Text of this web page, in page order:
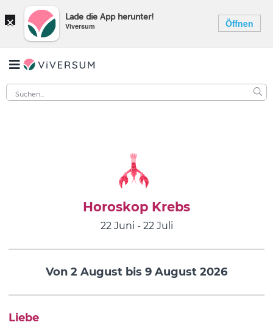
× Lade die App herunter!
Viversum Öffnen
Horoskop Krebs
22 Juni - 22 Juli
Von 2 August bis 9 August 2026
Liebe